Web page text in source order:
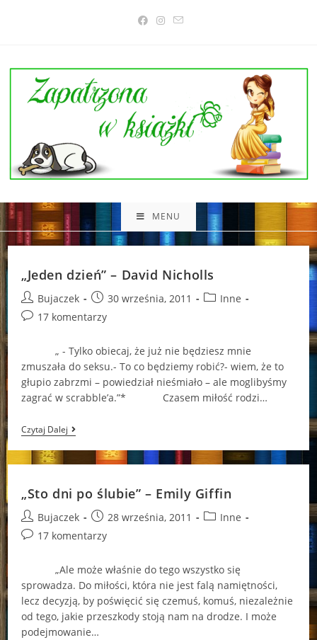
MENU
„Jeden dzień” – David Nicholls
Post
author:
Bujaczek
Post
published:
30 września, 2011
PostInne
Post17 komentarzy
„ - Tylko obiecaj, że już nie będziesz mnie
zmuszała do seksu.- To co będziemy robić?- wiem, że to
głupio zabrzmi – powiedział nieśmiało – ale moglibyśmy
zagrać w scrabble’a.”* Czasem miłość rodzi…
Czytaj Dalej„Jeden
Dzień”
–
David
„Sto dni po ślubie” – Emily Giffin
Post
author:
Bujaczek
Post
published:
28 września, 2011
PostInne
Post17 komentarzy
„Ale może właśnie do tego wszystko się
sprowadza. Do miłości, która nie jest falą namiętności,
lecz decyzją, by poświęcić się czemuś, komuś, niezależnie
od tego, jakie przeszkody stoją nam na drodze. I może
podejmowanie…